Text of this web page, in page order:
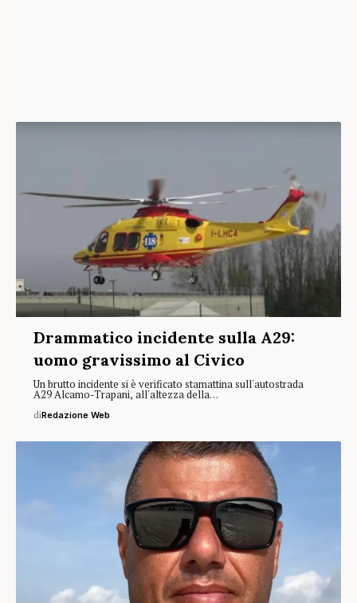
Drammatico incidente sulla A29:
uomo gravissimo al Civico
Un brutto incidente si è verificato stamattina sull'autostrada
A29 Alcamo-Trapani, all'altezza della…
diRedazione Web